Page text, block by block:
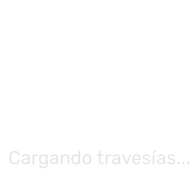
Cargando travesías...